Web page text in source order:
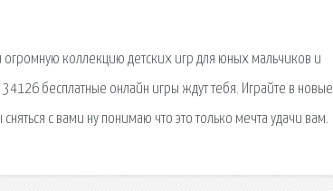
коллекцию детских игр для юных мальчиков и
бесплатные онлайн игры ждут тебя. Играйте в новые
с вами ну понимаю что это только мечта удачи вам.